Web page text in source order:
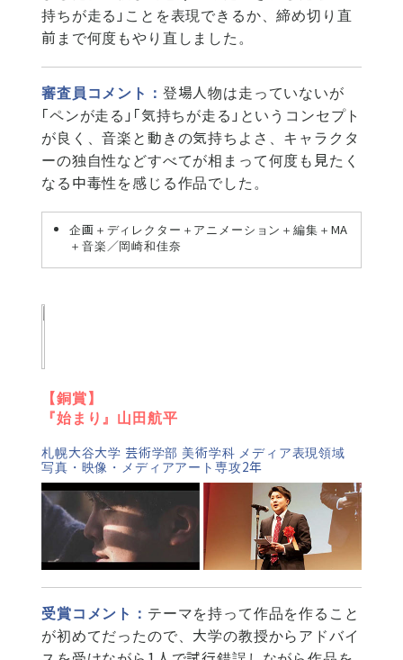
持ちが走る」ことを表現できるか、締め切り直
前まで何度もやり直しました。
審査員コメント： 登場人物は走っていないが
「ペンが走る」「気持ちが走る」というコンセプト
が良く、音楽と動きの気持ちよさ、キャラクタ
ーの独自性などすべてが相まって何度も見たく
なる中毒性を感じる作品でした。
企画＋ディレクター＋アニメーション＋編集＋MA
＋音楽／岡崎和佳奈
【銅賞】
『始まり』山田航平
札幌大谷大学 芸術学部 美術学科 メディア表現領域
写真・映像・メディアアート専攻2年
受賞コメント： テーマを持って作品を作ること
が初めてだったので、大学の教授からアドバイ